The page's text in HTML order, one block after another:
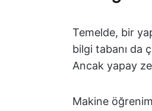
Temelde, bir
bilgi tabanı da
Ancak yapay
Makine